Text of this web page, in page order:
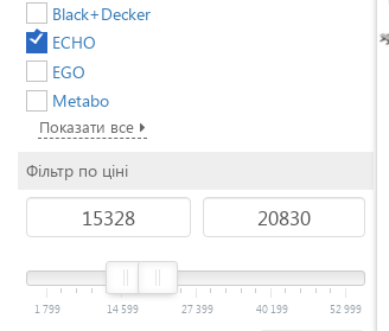
Black+Decker
ECHO
EGO
Metabo
Показати все
Фільтр по ціні
1 799 14 599 27 399 40 199 52 999